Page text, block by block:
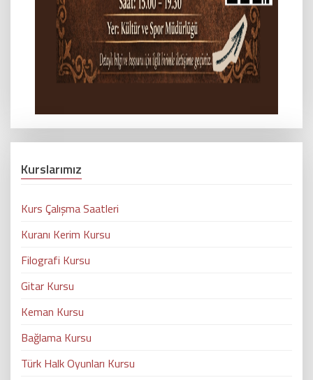
Kurslarımız
Kurs Çalışma Saatleri
Kuranı Kerim Kursu
Filografi Kursu
Gitar Kursu
Keman Kursu
Bağlama Kursu
Türk Halk Oyunları Kursu